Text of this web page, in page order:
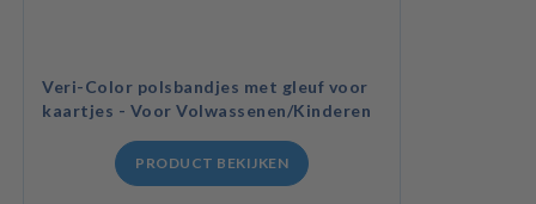
Veri-Color polsbandjes met gleuf voor
kaartjes - Voor Volwassenen/Kinderen
PRODUCT BEKIJKEN